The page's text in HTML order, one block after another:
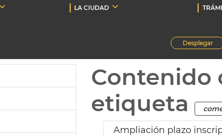
LA CIUDAD
Desplegar
Contenido
etiqueta
Ampliación plazo